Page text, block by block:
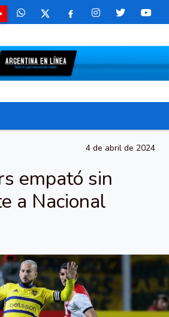
4 de abril de 2024
empató sin
a Nacional